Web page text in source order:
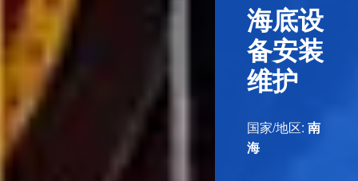
海底设
备安装
维护
国家/地区: 南
海